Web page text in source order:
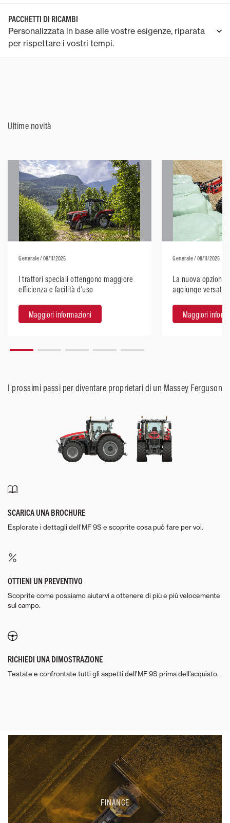
PACCHETTI DI RICAMBI
Personalizzata in base alle vostre esigenze, riparata
per rispettare i vostri tempi.
Ultime novità
Generale/ 08/11/2025
I trattori speciali ottengono maggiore
efficienza e facilità d'uso
Maggiori informazioni
Generale/ 08/11/2025
La nuova opzione
aggiunge
Maggiori
I prossimi passi per diventare proprietari di un Massey Ferguson
SCARICA UNA BROCHURE
Esplorate i dettagli dell’MF 9S e scoprite cosa può fare per voi.
OTTIENI UN PREVENTIVO
Scoprite come possiamo aiutarvi a ottenere di più e più velocemente
sul campo.
RICHIEDI UNA DIMOSTRAZIONE
Testate e confrontate tutti gli aspetti dell’MF 9S prima dell’acquisto.
FINANCE